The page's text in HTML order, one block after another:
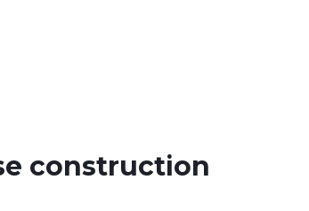
construction